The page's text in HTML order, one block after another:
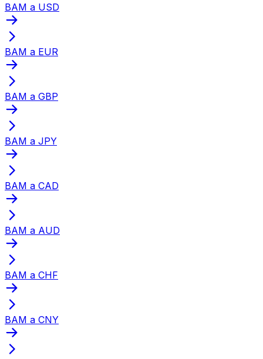
BAM a USD
BAM a EUR
BAM a GBP
BAM a JPY
BAM a CAD
BAM a AUD
BAM a CHF
BAM a CNY